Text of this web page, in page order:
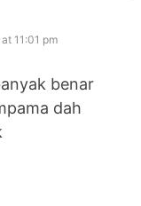
11:01 pm
benar
dah